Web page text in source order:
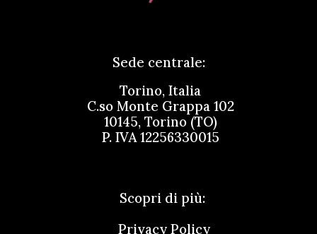
Sede centrale:
Torino, Italia
C.soMonte Grappa 102
10145, Torino (TO)
P. IVA12256330015
Scopri di più:
Privacy Policy